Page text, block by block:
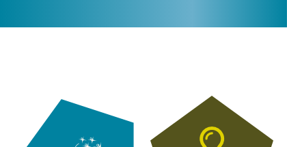
DELEGATION